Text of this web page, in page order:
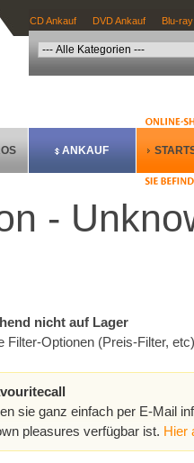
CD Ankauf DVD Ankauf Blu-
ANKAUF
-
nicht auf Lager
Filter-Optionen (Preis-Filter,
sie ganz einfach per E-Mail
pleasures verfügbar ist. Hier